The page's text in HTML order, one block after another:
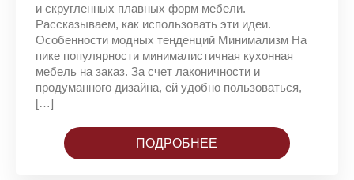
и скругленных плавных форм мебели.
Рассказываем, как использовать эти идеи.
Особенности модных тенденций Минимализм На
пике популярности минималистичная кухонная
мебель на заказ. За счет лаконичности и
продуманного дизайна, ей удобно пользоваться,
[…]
ПОДРОБНЕЕ